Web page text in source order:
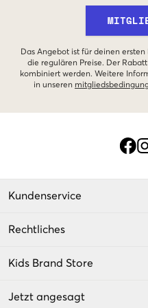
Das Angebot ist für deinen
die regulären Preise. Der
kombiniert werden. Weitere
in unseren
Kundenservice
Rechtliches
Kids Brand Store
Jetzt angesagt